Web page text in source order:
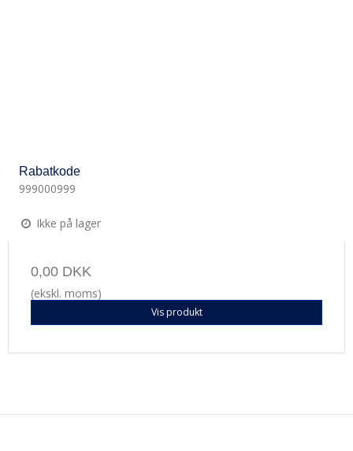
Rabatkode
999000999
Ikke på lager
0,00 DKK
(ekskl. moms)
Vis produkt